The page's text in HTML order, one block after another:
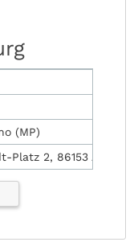
(MP)
Platz 2, 86153